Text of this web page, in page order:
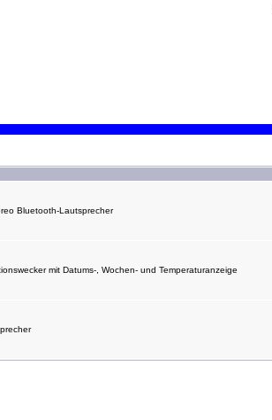
Bluetooth-Lautsprecher
mit Datums-, Wochen- und Temperaturanzeige